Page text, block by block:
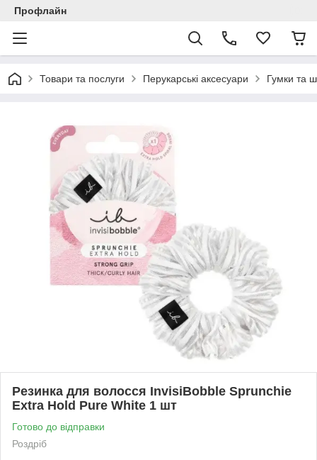
Профлайн
Товари та послуги Перукарські аксесуари Гумки та
Резинка для волосся InvisiBobble Sprunchie
Extra Hold Pure White 1 шт
Готово до відправки
Роздріб